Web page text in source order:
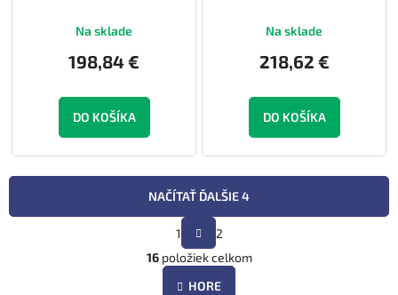
Na sklade
198,84 €
DO KOŠÍKA
Na sklade
218,62 €
DO KOŠÍKA
O
v
l
NAČÍTAŤ ĎALŠIE 4
t
r
á
n
1
2
16položiek celkom
HORE